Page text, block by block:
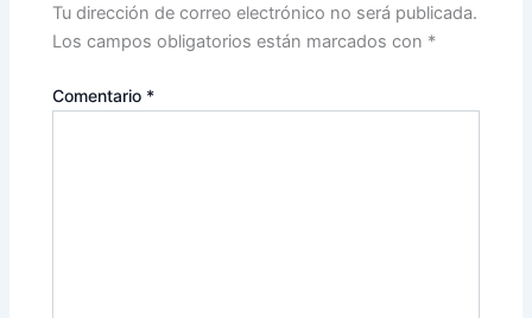
Tu dirección de correo electrónico no será publicada.
Los campos obligatorios están marcados con *
Comentario *